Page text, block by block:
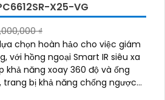
X25-VG
₫
lựa chọn hoàn hảo cho việc giám
với hồng ngoại Smart IR siêu xa
khả năng xoay 360 độ và ống
trang bị khả năng chống ngược